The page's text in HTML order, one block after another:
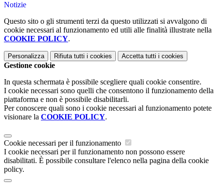
Notizie
Questo sito o gli strumenti terzi da questo utilizzati si avvalgono di
cookie necessari al funzionamento ed utili alle finalità illustrate nella
COOKIE POLICY.
Personalizza Rifiuta tutti i cookies Accetta tutti i cookies
Gestione cookie
In questa schermata è possibile scegliere quali cookie consentire.
I cookie necessari sono quelli che consentono il funzionamento della
piattaforma e non è possibile disabilitarli.
Per conoscere quali sono i cookie necessari al funzionamento potete
visionare la COOKIE POLICY.
Cookie necessari per il funzionamento
I cookie necessari per il funzionamento non possono essere
disabilitati. È possibile consultare l'elenco nella pagina della cookie
policy.